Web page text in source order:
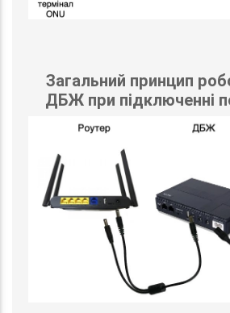
Загальний принцип
ДБЖ при підключенні